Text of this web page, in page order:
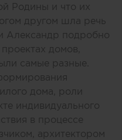
Родины и что их
другом шла речь
Александр подробно
домов,
самые разные.
дома, роли
индивидуального
в процессе
архитектором